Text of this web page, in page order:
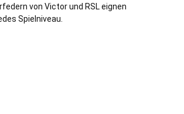
von Victor und RSL eignen
Spielniveau.